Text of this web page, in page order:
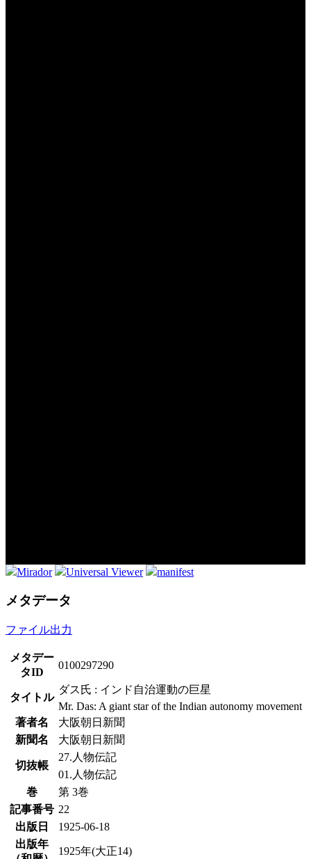
Mirador Universal Viewer manifest
メタデータ
ファイル出力
メタデー
タID
0100297290
タイトル
ダス氏 : インド自治運動の巨星
Mr. Das: A giant star of the Indian autonomy movement
著者名
大阪朝日新聞
新聞名
大阪朝日新聞
切抜帳
27.人物伝記
01.人物伝記
巻
第 3巻
記事番号 22
出版日
1925-06-18
出版年
1925年(大正14)